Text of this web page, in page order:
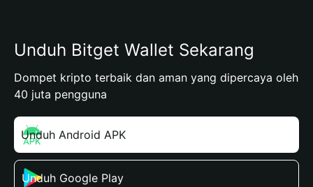
Unduh Bitget Wallet Sekarang
Dompet kripto terbaik dan aman yang dipercaya oleh
40 juta pengguna
Unduh Android APK
Unduh Google Play